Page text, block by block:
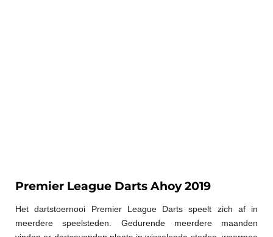
Premier League Darts Ahoy 2019
Het dartstoernooi Premier League Darts speelt zich af in
meerdere speelsteden. Gedurende meerdere maanden